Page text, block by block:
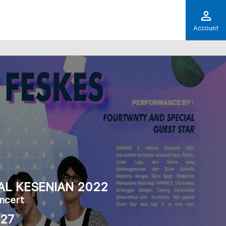
Account
KESENIAN 2022